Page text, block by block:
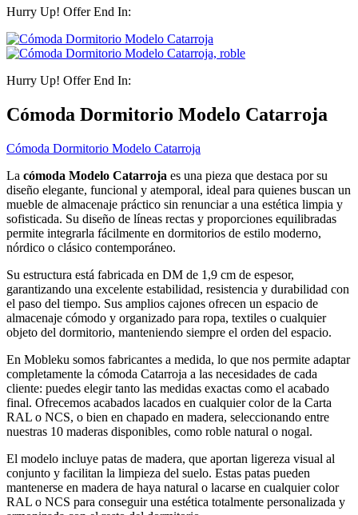
Hurry Up! Offer End In:
Hurry Up! Offer End In:
Cómoda Dormitorio Modelo Catarroja
Cómoda Dormitorio Modelo Catarroja
La cómoda Modelo Catarroja es una pieza que destaca por su
diseño elegante, funcional y atemporal, ideal para quienes buscan un
mueble de almacenaje práctico sin renunciar a una estética limpia y
sofisticada. Su diseño de líneas rectas y proporciones equilibradas
permite integrarla fácilmente en dormitorios de estilo moderno,
nórdico o clásico contemporáneo.
Su estructura está fabricada en DM de 1,9 cm de espesor,
garantizando una excelente estabilidad, resistencia y durabilidad con
el paso del tiempo. Sus amplios cajones ofrecen un espacio de
almacenaje cómodo y organizado para ropa, textiles o cualquier
objeto del dormitorio, manteniendo siempre el orden del espacio.
En Mobleku somos fabricantes a medida, lo que nos permite adaptar
completamente la cómoda Catarroja a las necesidades de cada
cliente: puedes elegir tanto las medidas exactas como el acabado
final. Ofrecemos acabados lacados en cualquier color de la Carta
RAL o NCS, o bien en chapado en madera, seleccionando entre
nuestras 10 maderas disponibles, como roble natural o nogal.
El modelo incluye patas de madera, que aportan ligereza visual al
conjunto y facilitan la limpieza del suelo. Estas patas pueden
mantenerse en madera de haya natural o lacarse en cualquier color
RAL o NCS para conseguir una estética totalmente personalizada y